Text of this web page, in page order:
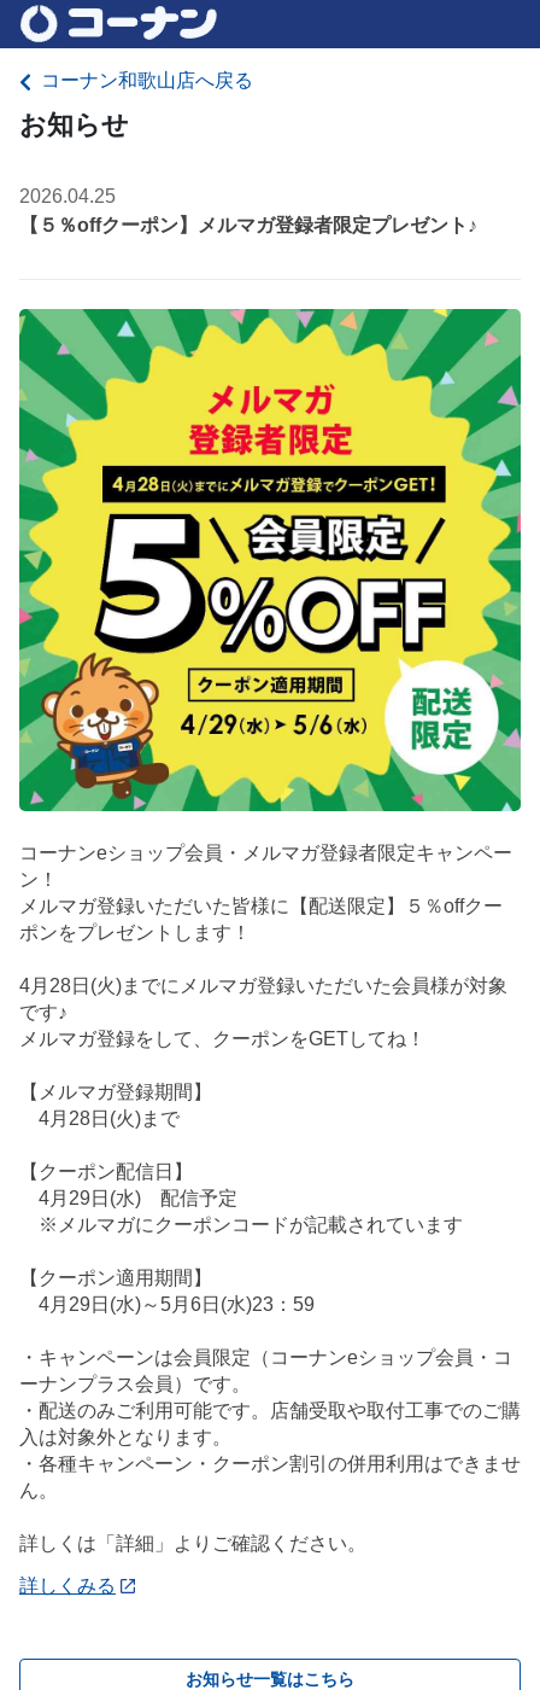
コーナン和歌山店へ戻る
お知らせ
2026.04.25
【５％offクーポン】メルマガ登録者限定プレゼント♪
コーナンeショップ会員・メルマガ登録者限定キャンペー
ン！
メルマガ登録いただいた皆様に【配送限定】５％offクー
ポンをプレゼントします！
4月28日(火)までにメルマガ登録いただいた会員様が対象
です♪
メルマガ登録をして、クーポンをGETしてね！
【メルマガ登録期間】
4月28日(火)まで
【クーポン配信日】
4月29日(水) 配信予定
※メルマガにクーポンコードが記載されています
【クーポン適用期間】
4月29日(水)～5月6日(水)23：59
・キャンペーンは会員限定（コーナンeショップ会員・コ
ーナンプラス会員）です。
・配送のみご利用可能です。店舗受取や取付工事でのご購
入は対象外となります。
・各種キャンペーン・クーポン割引の併用利用はできませ
ん。
詳しくは「詳細」よりご確認ください。
詳しくみる
お知らせ一覧はこちら